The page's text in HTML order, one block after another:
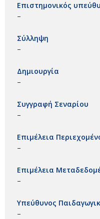
Επιστημονικός
–
Σύλληψη
–
Δημιουργία
–
Συγγραφή Σεναρίου
–
Επιμέλεια
–
Επιμέλεια
–
Υπεύθυνος
–